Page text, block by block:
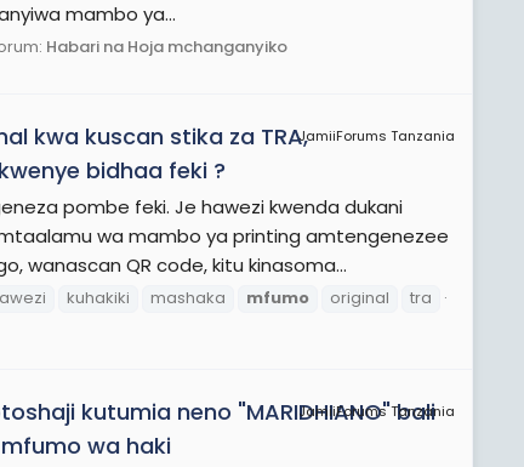
mambo ya...
Habari na Hoja mchanganyiko
JamiiForums Tanzania
kwa kuscan stika za TRA,
bidhaa feki ?
pombe feki. Je hawezi kwenda dukani
wa mambo ya printing amtengenezee
wanascan QR code, kitu kinasoma...
kuhakiki mashaka mfumo original
tra
JamiiForums Tanzania
kutumia neno "MARIDHIANO" bali
wa haki